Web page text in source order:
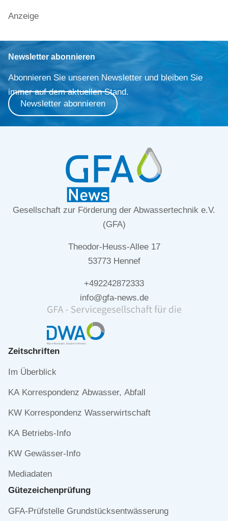
Anzeige
Newsletter abonnieren
Abonnieren Sie unseren Newsletter und bleiben Sie
immer auf dem aktuellen Stand.
Newsletter abonnieren
Gesellschaft zur Förderung der Abwassertechnik e.V.
(GFA)
Theodor-Heuss-Allee 17
53773 Hennef
+492242872333
info@gfa-news.de
Zeitschriften
Navigation
Im Überblick
KA Korrespondenz Abwasser, Abfall
KW Korrespondenz Wasserwirtschaft
KA Betriebs-Info
KW Gewässer-Info
Mediadaten
Gütezeichen­prüfung
Navigation
GFA-Prüfstelle Grundstücksentwässerung